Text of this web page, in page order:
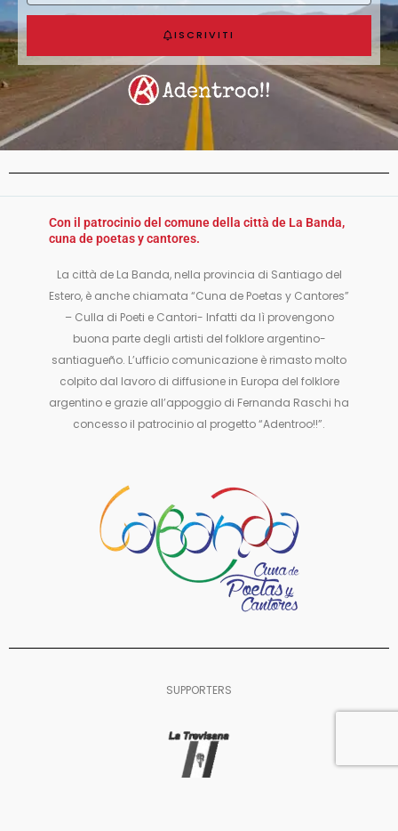
ISCRIVITI
Con il patrocinio del comune della città de La Banda,
cuna de poetas y cantores.
La città de La Banda, nella provincia di Santiago del
Estero, è anche chiamata “Cuna de Poetas y Cantores”
– Culla di Poeti e Cantori- Infatti da lì provengono
buona parte degli artisti del folklore argentino-
santiagueño. L’ufficio comunicazione è rimasto molto
colpito dal lavoro di diffusione in Europa del folklore
argentino e grazie all’appoggio di Fernanda Raschi ha
concesso il patrocinio al progetto “Adentroo!!”.
SUPPORTERS